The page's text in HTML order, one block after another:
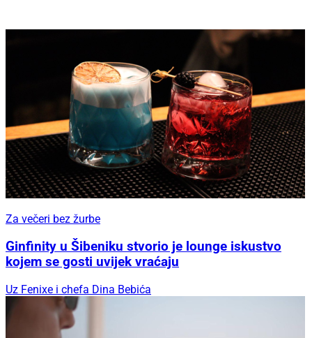
Za večeri bez žurbe
Ginfinity u Šibeniku stvorio je lounge iskustvo
kojem se gosti uvijek vraćaju
Uz Fenixe i chefa Dina Bebića